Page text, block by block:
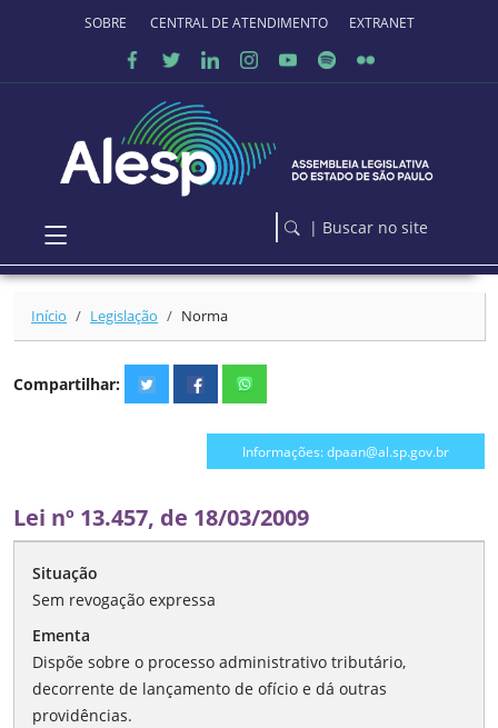
Ir para o conteúdo principal
SOBRE O PORTALCENTRAL DE ATENDIMENTO EXTRANET
| Buscar no site
Início Legislação Norma
Compartilhar:
Informações: dpaan@al.sp.gov.br
Lei nº 13.457, de 18/03/2009
Situação
Sem revogação expressa
Ementa
Dispõe sobre o processo administrativo tributário,
decorrente de lançamento de ofício e dá outras
providências.